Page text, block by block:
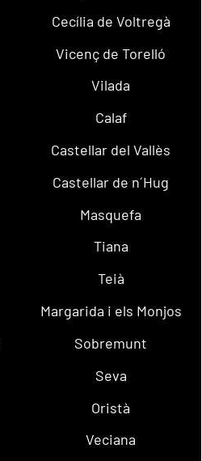
Cecília de Voltregà
Vicenç de Torelló
Vilada
Calaf
Castellar del Vallès
Castellar de n´Hug
Masquefa
Tiana
Teià
Margarida i els Monjos
Sobremunt
Seva
Oristà
Veciana